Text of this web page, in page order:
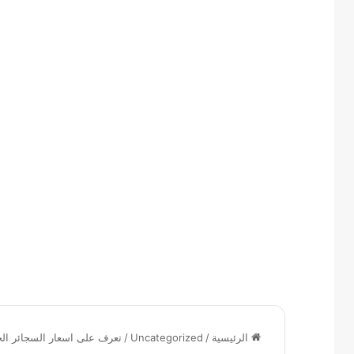
الرئيسية /
Uncategorized
/ تعرف على اسعار السجائر